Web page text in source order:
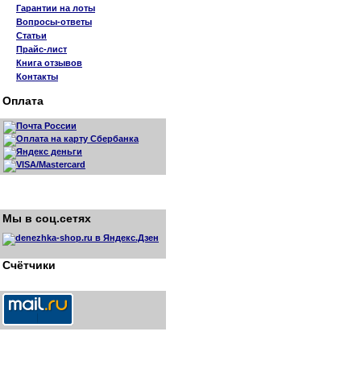
Гарантии на лоты
Вопросы-ответы
Статьи
Прайс-лист
Книга отзывов
Контакты
Оплата
Мы в соц.сетях
Счётчики